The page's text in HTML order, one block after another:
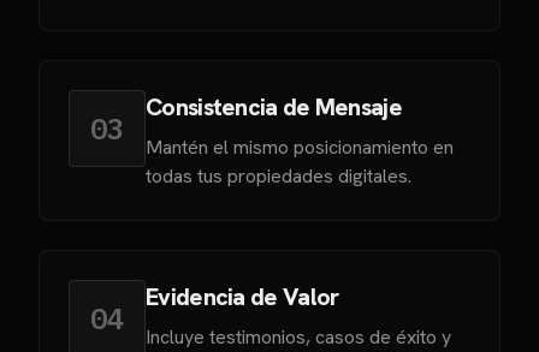
03
Consistencia de Mensaje
Mantén el mismo posicionamiento en
todas tus propiedades digitales.
04
Evidencia de Valor
Incluye testimonios, casos de éxito y